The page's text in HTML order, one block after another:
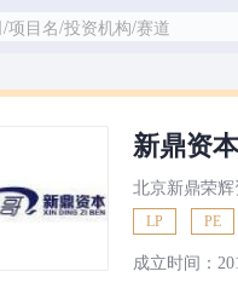
项目名/投资机构/赛道
新鼎资本
北京新鼎荣
LP PE
成立时间：